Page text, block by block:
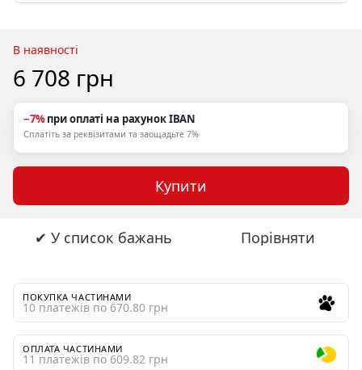
В наявності
6 708 грн
−7%при оплаті на рахунок IBAN
Сплатіть за реквізитами та заощадьте 7%
Купити
✔ У список бажань Порівняти
ПОКУПКА ЧАСТИНАМИ
10 платежів по 670.80 грн
ОПЛАТА ЧАСТИНАМИ
11 платежів по 609.82 грн